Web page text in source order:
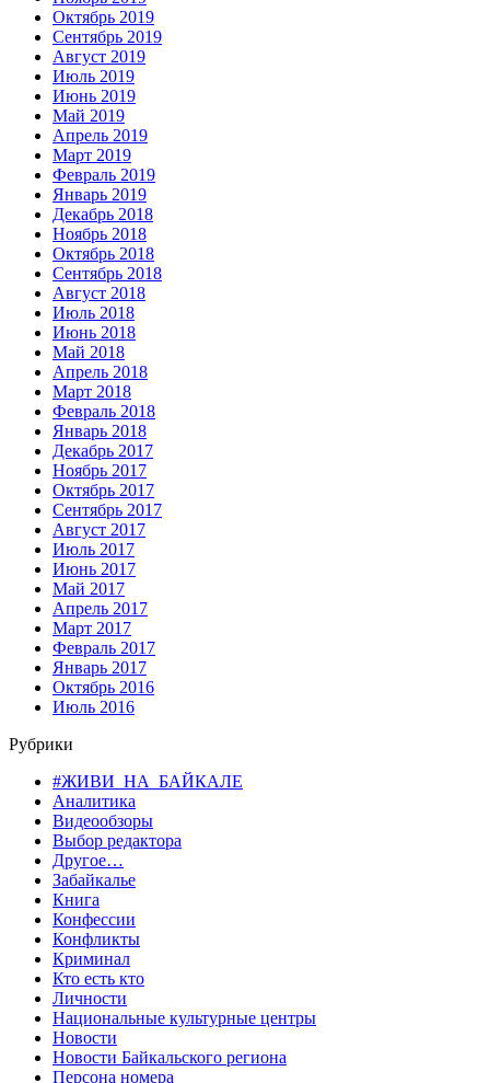
Октябрь 2019
Сентябрь 2019
Август 2019
Июль 2019
Июнь 2019
Май 2019
Апрель 2019
Март 2019
Февраль 2019
Январь 2019
Декабрь 2018
Ноябрь 2018
Октябрь 2018
Сентябрь 2018
Август 2018
Июль 2018
Июнь 2018
Май 2018
Апрель 2018
Март 2018
Февраль 2018
Январь 2018
Декабрь 2017
Ноябрь 2017
Октябрь 2017
Сентябрь 2017
Август 2017
Июль 2017
Июнь 2017
Май 2017
Апрель 2017
Март 2017
Февраль 2017
Январь 2017
Октябрь 2016
Июль 2016
Рубрики
#ЖИВИ_НА_БАЙКАЛЕ
Аналитика
Видеообзоры
Выбор редактора
Другое…
Забайкалье
Книга
Конфессии
Конфликты
Криминал
Кто есть кто
Личности
Национальные культурные центры
Новости
Новости Байкальского региона
Персона номера